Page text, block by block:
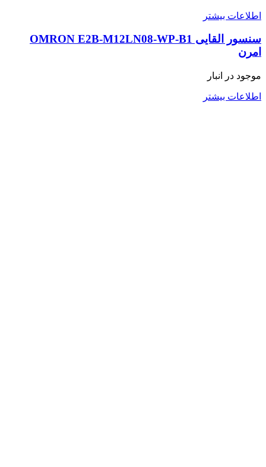
اطلاعات بیشتر
سنسور القایی OMRON E2B-M12LN08-WP-B1
امرن
موجود در انبار
اطلاعات بیشتر